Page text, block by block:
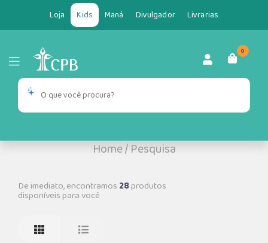
Loja Kids Maná Divulgador Livrarias
0
Home/Pesquisa
De imediato, encontramos 28produtos
disponíveis para você